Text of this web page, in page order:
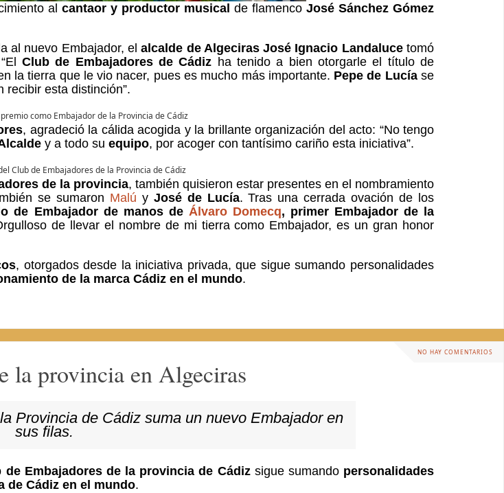
al cantaor y productor musical de flamenco José Sánchez Gómez
al nuevo Embajador, elalcalde de Algeciras José Ignacio Landalucetomó
Club de Embajadores de Cádiz ha tenido a bien otorgarle el título de
la tierra que le vio nacer, pues es mucho más importante. Pepe de Lucíase
recibir esta distinción”.
, agradeció la cálida acogida y la brillante organización del acto: “No tengo
y a todo su equipo, por acoger con tantísimo cariño esta iniciativa”.
de la provincia, también quisieron estar presentes en el nombramiento
se sumaron Malú y José de Lucía. Tras una cerrada ovación de los
de Embajador de manos de Álvaro Domecq, primer Embajador de la
de llevar el nombre de mi tierra como Embajador, es un gran honor
, otorgados desde la iniciativa privada, que sigue sumando personalidades
de la marca Cádiz en el mundo.
NO HAY COMENTARIOS
la provincia en Algeciras
Provincia de Cádiz suma un nuevo Embajador en
sus filas.
de Embajadores de la provincia de Cádizsigue sumando personalidades
de Cádiz en el mundo.